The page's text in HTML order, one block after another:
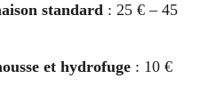
standard: 25 € – 45
et hydrofuge: 10 €